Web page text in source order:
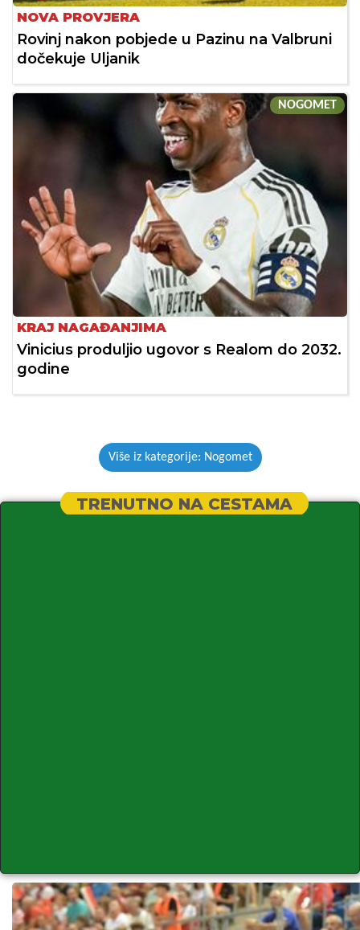
NOVA PROVJERA
Rovinj nakon pobjede u Pazinu na Valbruni
dočekuje Uljanik
NOGOMET
KRAJ NAGAĐANJIMA
Vinicius produljio ugovor s Realom do 2032.
godine
Više iz kategorije: Nogomet
TRENUTNO NA CESTAMA